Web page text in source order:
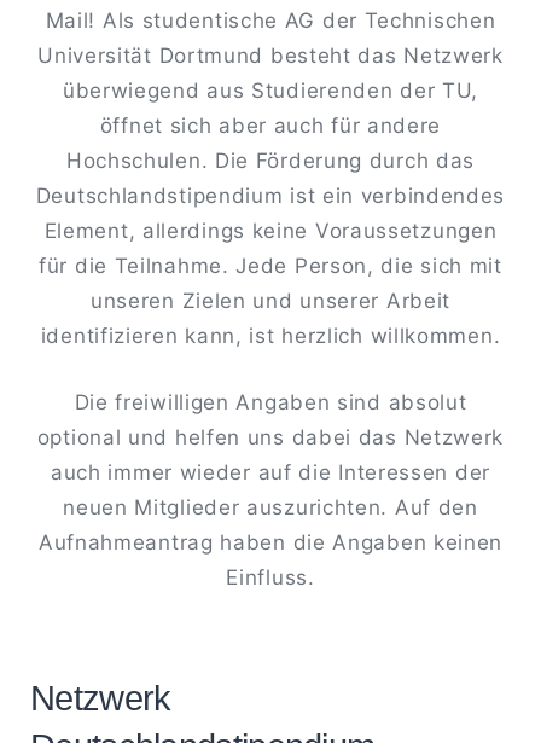
EXPAND
Mail! Als studentische AG der Technischen
Universität Dortmund besteht das Netzwerk
überwiegend aus Studierenden der TU,
öffnet sich aber auch für andere
Hochschulen. Die Förderung durch das
Deutschlandstipendium ist ein verbindendes
Element, allerdings keine Voraussetzungen
für die Teilnahme. Jede Person, die sich mit
unseren Zielen und unserer Arbeit
identifizieren kann, ist herzlich willkommen.
Die freiwilligen Angaben sind absolut
optional und helfen uns dabei das Netzwerk
auch immer wieder auf die Interessen der
neuen Mitglieder auszurichten. Auf den
Aufnahmeantrag haben die Angaben keinen
Einfluss.
Netzwerk